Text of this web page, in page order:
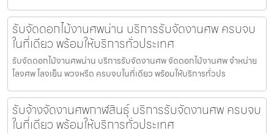
รับจัดดอกไม้งานศพน่าน บริการรับจัดงานศพ ครบจบ
ในที่เดียว พร้อมให้บริการทั่วประเทศ
รับจัดดอกไม้งานศพน่าน บริการรับจัดงานศพ จัดดอกไม้งานศพ จำหน่าย
โลงศพ โลงเย็น พวงหรีด ครบจบในที่เดียว พร้อมให้บริการทั่วปร
รับจ้างจัดงานศพกาฬสินธุ์ บริการรับจัดงานศพ ครบจบ
ในที่เดียว พร้อมให้บริการทั่วประเทศ